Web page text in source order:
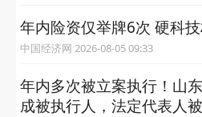
年内险资仅举牌6次 硬科
中国经济网 2026-08-05 09:33
年内多次被立案执行！山
成被执行人，法定代表人